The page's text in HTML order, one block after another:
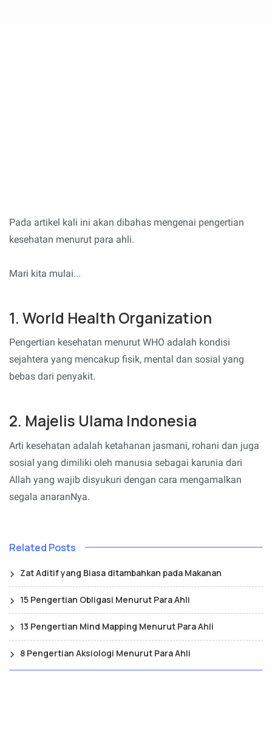
Pada artikel kali ini akan dibahas mengenai pengertian
kesehatan menurut para ahli.
Mari kita mulai...
1. World Health Organization
Pengertian kesehatan menurut WHO adalah kondisi
sejahtera yang mencakup fisik, mental dan sosial yang
bebas dari penyakit.
2. Majelis Ulama Indonesia
Arti kesehatan adalah ketahanan jasmani, rohani dan juga
sosial yang dimiliki oleh manusia sebagai karunia dari
Allah yang wajib disyukuri dengan cara mengamalkan
segala anaranNya.
Related Posts
Zat Aditif yang Biasa ditambahkan pada Makanan
15 Pengertian Obligasi Menurut Para Ahli
13 Pengertian Mind Mapping Menurut Para Ahli
8 Pengertian Aksiologi Menurut Para Ahli